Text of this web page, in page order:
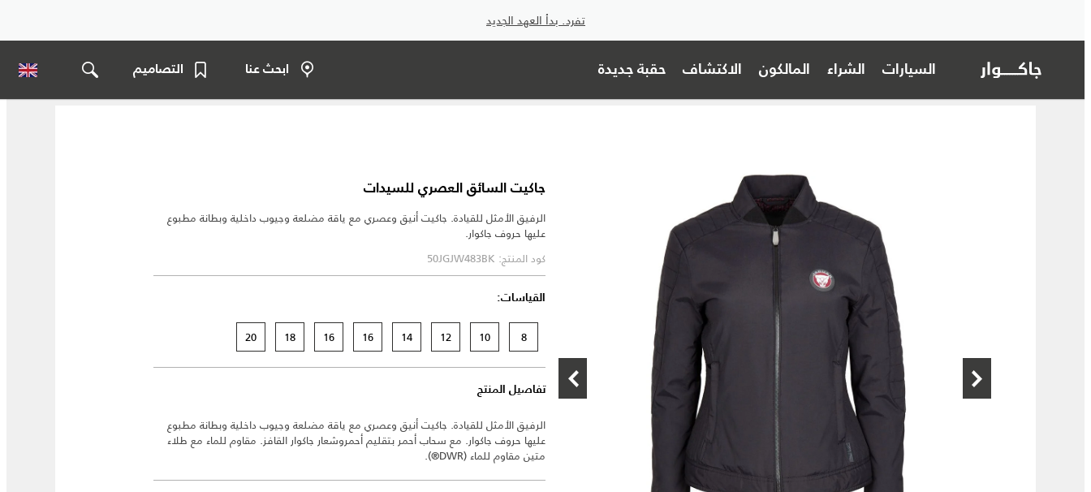
تفرد. بدأ العهد الجديد
السيارات الشراء المالكون الاكتشاف حقبة جديدة ابحث عنا التصاميم
جاكيت السائق العصري للسيدات
الرفيق الأمثل للقيادة. جاكيت أنيق وعصري مع ياقة مضلعة وجيوب داخلية وبطانة مطبوع
عليها حروف جاكوار.
كود المنتج: 50JGJW483BK
القياسات:
8
10
12
14
16
16
18
20
تفاصيل المنتج
الرفيق الأمثل للقيادة. جاكيت أنيق وعصري مع ياقة مضلعة وجيوب داخلية وبطانة مطبوع
عليها حروف جاكوار. مع سحاب أحمر بتقليم أحمروشعار جاكوار القافز. مقاوم للماء مع طلاء
متين مقاوم للماء (DWR®).